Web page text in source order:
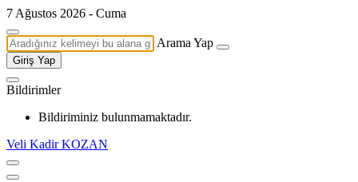
7 Ağustos 2026 - Cuma
Arama Yap
Giriş Yap
Bildirimler
Bildiriminiz bulunmamaktadır.
Veli Kadir KOZAN